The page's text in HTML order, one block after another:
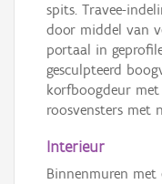
spits. Travee-
door middel van
portaal in
gesculpteerd
korfboogdeur met
roosvensters met
Interieur
Binnenmuren